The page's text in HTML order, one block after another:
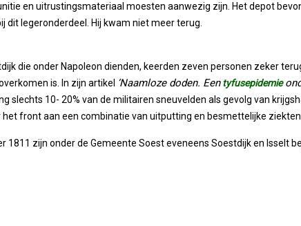
en uitrustingsmateriaal moesten aanwezig zijn. Het depot
dit legeronderdeel. Hij kwam niet meer terug.
die onder Napoleon dienden, keerden zeven personen zeker
is. In zijn artikel ‘Naamloze doden. Eentyfusepidemie
slechts 10- 20% van de militairen sneuvelden als gevolg van
front aan een combinatie van uitputting en besmettelijke ziekten.
1811 zijn onder de Gemeente Soest eveneens Soestdijk en Isselt